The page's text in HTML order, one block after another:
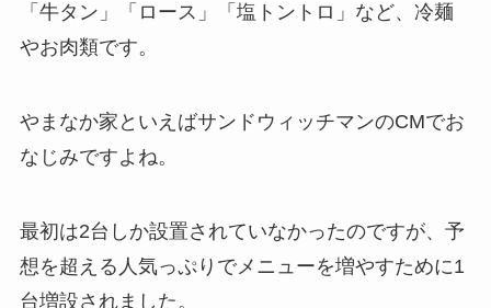
「牛タン」「ロース」「塩トントロ」など、冷麺
やお肉類です。
やまなか家といえばサンドウィッチマンのCMでお
なじみですよね。
最初は2台しか設置されていなかったのですが、予
想を超える人気っぷりでメニューを増やすために1
台増設されました。